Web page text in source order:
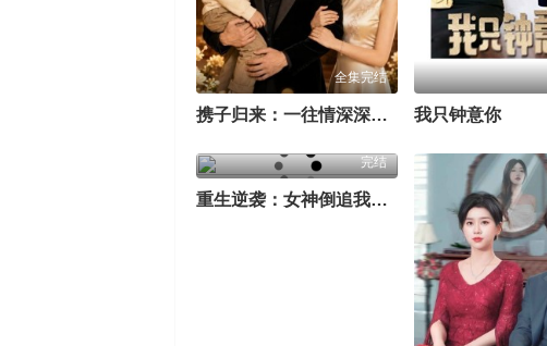
全集完结
携子归来：一往情深深几许 我只钟意你
完结
重生逆袭：女神倒追我不接